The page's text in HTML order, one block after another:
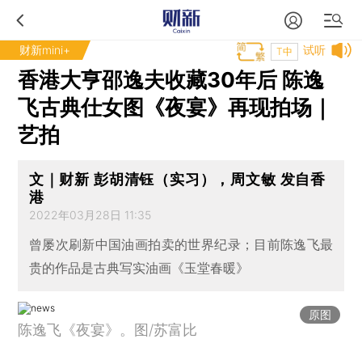
财新mini+ 试听
T中
香港大亨邵逸夫收藏30年后 陈逸
飞古典仕女图《夜宴》再现拍场｜
艺拍
文｜财新 彭胡清钰（实习），周文敏 发自香
港
2022年03月28日 11:35
曾屡次刷新中国油画拍卖的世界纪录；目前陈逸飞最
贵的作品是古典写实油画《玉堂春暖》
原图
陈逸飞《夜宴》。图/苏富比